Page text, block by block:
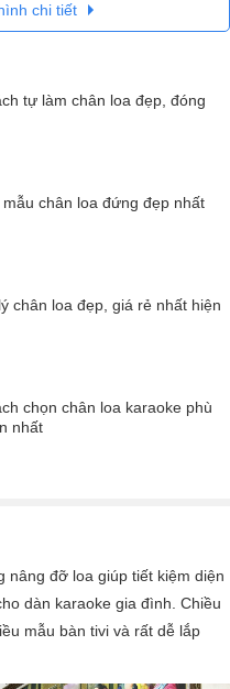
chi tiết
tự làm chân loa đẹp, đóng
chân loa đứng đẹp nhất
chân loa đẹp, giá rẻ nhất hiện
chọn chân loa karaoke phù
nhất
nâng đỡ loa giúp tiết kiệm diện
dàn karaoke gia đình. Chiều
mẫu bàn tivi và rất dễ lắp